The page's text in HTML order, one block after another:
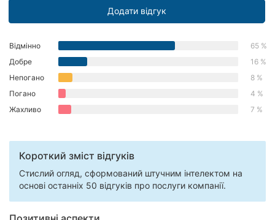
Черкаси
Чернівці
Суми
Луцьк
Ужгород
Додати відгук
Відмінно
65 %
Добре
16 %
Непогано
8 %
Погано
4 %
Жахливо
7 %
Короткий зміст відгуків
Стислий огляд, сформований штучним інтелектом на
основі останніх 50 відгуків про послуги компанії.